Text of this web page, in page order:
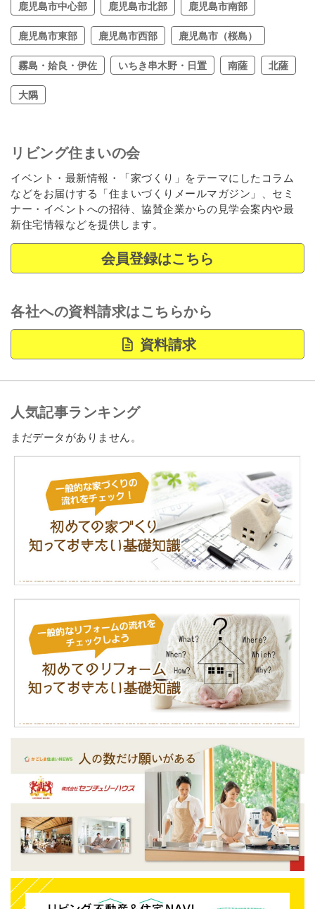
鹿児島市中心部 鹿児島市北部 鹿児島市南部
鹿児島市東部 鹿児島市西部 鹿児島市（桜島）
霧島・姶良・伊佐 いちき串木野・日置 南薩 北薩
大隅
リビング住まいの会
イベント・最新情報・「家づくり」をテーマにしたコラム
などをお届けする「住まいづくりメールマガジン」、セミ
ナー・イベントへの招待、協賛企業からの見学会案内や最
新住宅情報などを提供します。
会員登録はこちら
各社への資料請求はこちらから
資料請求
人気記事ランキング
まだデータがありません。